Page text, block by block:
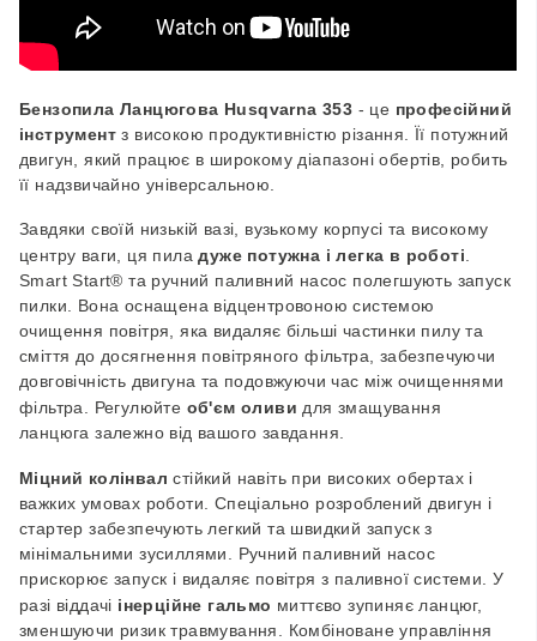
Бензопила Ланцюгова Husqvarna 353 - це професійний
інструмент з високою продуктивністю різання. Її потужний
двигун, який працює в широкому діапазоні обертів, робить
її надзвичайно універсальною.
Завдяки своїй низькій вазі, вузькому корпусі та високому
центру ваги, ця пиладуже потужна і легка в роботі
Smart Start® та ручний паливний насос полегшують запуск
пилки. Вона оснащена відцентровоною системою
очищення повітря, яка видаляє більші частинки пилу та
сміття до досягнення повітряного фільтра, забезпечуючи
довговічність двигуна та подовжуючи час між очищеннями
фільтра. Регулюйте об'єм оливи для змащування
ланцюга залежно від вашого завдання.
Міцний колінвал стійкий навіть при високих обертах і
важких умовах роботи. Спеціально розроблений двигун і
стартер забезпечують легкий та швидкий запуск з
мінімальними зусиллями. Ручний паливний насос
прискорює запуск і видаляє повітря з паливної системи. У
разі віддачі інерційне гальмо миттєво зупиняє ланцюг,
зменшуючи ризик травмування. Комбіноване управління